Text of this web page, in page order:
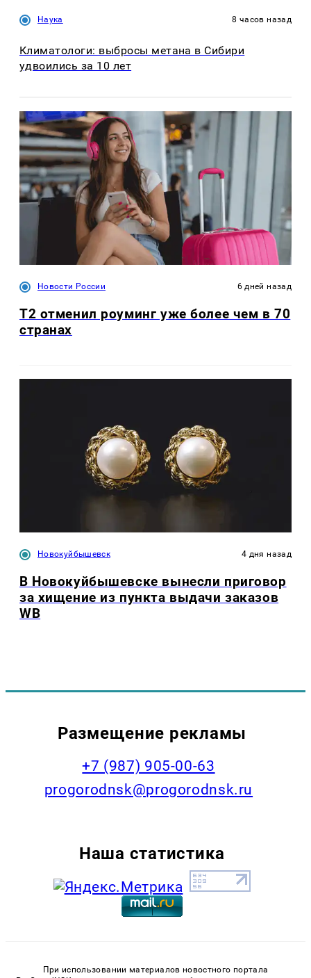
Наука 8 часов назад
Климатологи: выбросы метана в Сибири
удвоились за 10 лет
Новости России 6 дней назад
Т2 отменил роуминг уже более чем в 70
странах
Новокуйбышевск 4 дня назад
В Новокуйбышевске вынесли приговор
за хищение из пункта выдачи заказов
WB
Размещение рекламы
+7 (987) 905-00-63
progorodnsk@progorodnsk.ru
Наша статистика
При использовании материалов новостного портала